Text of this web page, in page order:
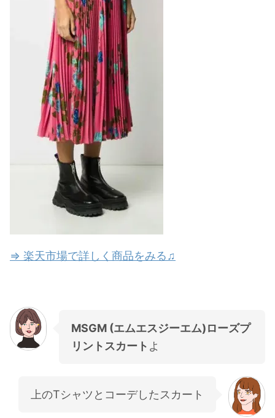
⇒ 楽天市場で詳しく商品をみる♫
MSGM (エムエスジーエム)ローズプ
リントスカート よ
上のTシャツとコーデしたスカート